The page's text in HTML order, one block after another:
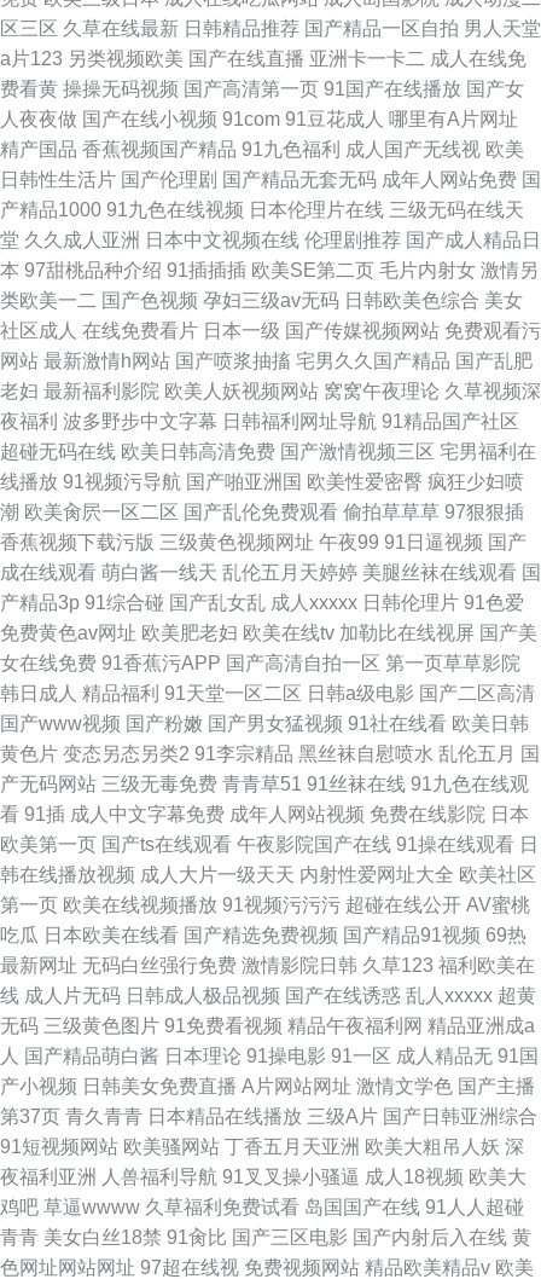
区三区 久草在线最新 日韩精品推荐 国产精品一区自拍 男人天堂
a片123 另类视频欧美 国产在线直播 亚洲卡一卡二 成人在线免
费看黄 操操无码视频 国产高清第一页 91国产在线播放 国产女
人夜夜做 国产在线小视频 91com 91豆花成人 哪里有A片网址
精产国品 香蕉视频国产精品 91九色福利 成人国产无线视 欧美
日韩性生活片 国产伦理剧 国产精品无套无码 成年人网站免费 国
产精品1000 91九色在线视频 日本伦理片在线 三级无码在线天
堂 久久成人亚洲 日本中文视频在线 伦理剧推荐 国产成人精品日
本 97甜桃品种介绍 91插插插 欧美SE第二页 毛片内射女 激情另
类欧美一二 国产色视频 孕妇三级av无码 日韩欧美色综合 美女
社区成人 在线免费看片 日本一级 国产传媒视频网站 免费观看污
网站 最新激情h网站 国产喷浆抽搐 宅男久久国产精品 国产乱肥
老妇 最新福利影院 欧美人妖视频网站 窝窝午夜理论 久草视频深
夜福利 波多野步中文字幕 日韩福利网址导航 91精品国产社区
超碰无码在线 欧美日韩高清免费 国产激情视频三区 宅男福利在
线播放 91视频污导航 国产啪亚洲国 欧美性爱密臀 疯狂少妇喷
潮 欧美肏屄一区二区 国产乱伦免费观看 偷拍草草草 97狠狠插
香蕉视频下载污版 三级黄色视频网址 午夜99 91日逼视频 国产
成在线观看 萌白酱一线天 乱伦五月天婷婷 美腿丝袜在线观看 国
产精品3p 91综合碰 国产乱女乱 成人xxxxx 日韩伦理片 91色爱
免费黄色av网址 欧美肥老妇 欧美在线tv 加勒比在线视屏 国产美
女在线免费 91香蕉污APP 国产高清自拍一区 第一页草草影院
韩日成人 精品福利 91天堂一区二区 日韩a级电影 国产二区高清
国产www视频 国产粉嫩 国产男女猛视频 91社在线看 欧美日韩
黄色片 变态另态另类2 91李宗精品 黑丝袜自慰喷水 乱伦五月 国
产无码网站 三级无毒免费 青青草51 91丝袜在线 91九色在线观
看 91插 成人中文字幕免费 成年人网站视频 免费在线影院 日本
欧美第一页 国产ts在线观看 午夜影院国产在线 91操在线观看 日
韩在线播放视频 成人大片一级天天 内射性爱网址大全 欧美社区
第一页 欧美在线视频播放 91视频污污污 超碰在线公开 AV蜜桃
吃瓜 日本欧美在线看 国产精选免费视频 国产精品91视频 69热
最新网址 无码白丝强行免费 激情影院日韩 久草123 福利欧美在
线 成人片无码 日韩成人极品视频 国产在线诱惑 乱人xxxxx 超黄
无码 三级黄色图片 91免费看视频 精品午夜福利网 精品亚洲成a
人 国产精品萌白酱 日本理论 91操电影 91一区 成人精品无 91国
产小视频 日韩美女免费直播 A片网站网址 激情文学色 国产主播
第37页 青久青青 日本精品在线播放 三级A片 国产日韩亚洲综合
91短视频网站 欧美骚网站 丁香五月天亚洲 欧美大粗吊人妖 深
夜福利亚洲
人兽福利导航 91叉叉操小骚逼 成人18视频 欧美大
鸡吧 草逼wwww 久草福利免费试看 岛国国产在线 91人人超碰
青青 美女白丝18禁 91肏比 国产三区电影 国产内射后入在线 黄
色网址网站网址 97超在线视 免费视频网站 精品欧美精品v 欧美